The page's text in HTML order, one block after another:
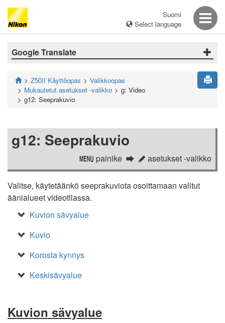
Suomi
Select language
Google Translate
Z50II Käyttöopas
Valikkoopas
Mukautetut asetukset -valikko
g: Video
g12: Seeprakuvio
g12: Seeprakuvio
G painike A asetukset -valikko
Valitse, käytetäänkö seeprakuviota osoittamaan valitut
äänialueet videotilassa.
Kuvion sävyalue
Kuvio
Korosta kynnys
Keskisävyalue
Kuvion sävyalue